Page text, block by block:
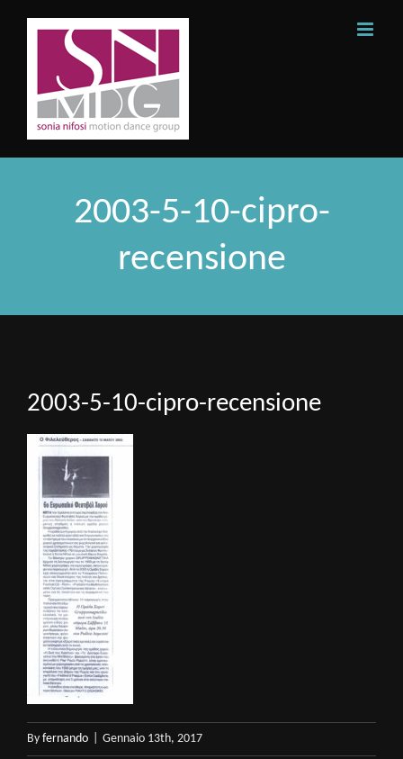
2003-5-10-cipro-
recensione
2003-5-10-cipro-recensione
By fernando Gennaio 13th, 2017